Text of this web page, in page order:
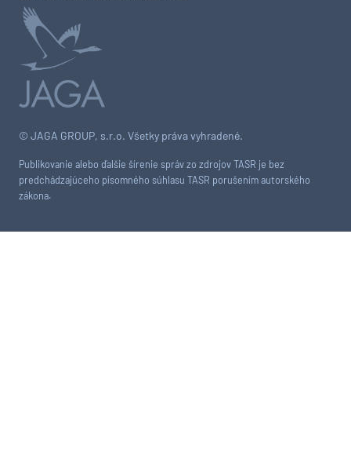
© JAGA GROUP, s.r.o. Všetky práva vyhradené.
Publikovanie alebo ďalšie šírenie správ zo zdrojov TASR je bez
predchádzajúceho písomného súhlasu TASR porušením autorského
zákona.